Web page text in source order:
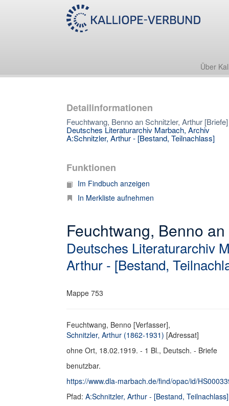
Über
Detailinformationen
Feuchtwang, Benno an Schnitzler, Arthur [Briefe]
Deutsches Literaturarchiv Marbach, Archiv
A:Schnitzler, Arthur - [Bestand, Teilnachlass]
Funktionen
Im Findbuch anzeigen
In Merkliste aufnehmen
Feuchtwang, Benno
Deutsches Literaturarchiv
Arthur - [Bestand,
Mappe 753
Feuchtwang, Benno [Verfasser],
Schnitzler, Arthur (1862-1931) [Adressat]
ohne Ort, 18.02.1919. - 1 Bl., Deutsch. - Briefe
benutzbar.
https://www.dla-marbach.de/find/opac/id/
Pfad: A:Schnitzler, Arthur - [Bestand, Teilnachlass]